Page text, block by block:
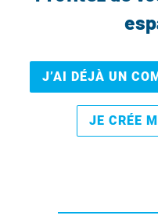
J’AI DÉJÀ UN
JE CRÉE